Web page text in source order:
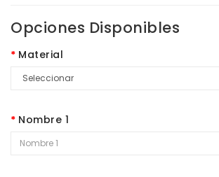
Opciones Disponibles
Material
Nombre 1